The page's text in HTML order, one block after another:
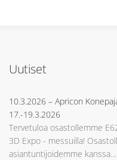
Uutiset
10.3.2026 – Apricon
17.-19.3.2026
Tervetuloa osastollemme
3D Expo - messuilla!
asiantuntijoidemme kanssa…